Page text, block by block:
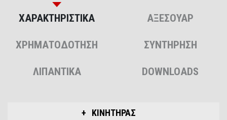
ΧΑΡΑΚΤΗΡΙΣΤΙΚΑ ΑΞΕΣΟΥΑΡ
ΧΡΗΜΑΤΟΔΟΤΗΣΗ ΣΥΝΤΗΡΗΣΗ
ΛΙΠΑΝΤΙΚΑ DOWNLOADS
ΚΙΝΗΤΗΡΑΣ